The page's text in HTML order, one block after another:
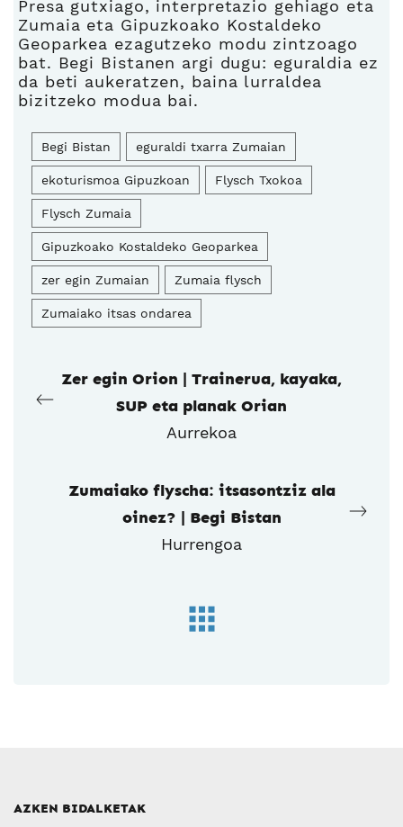
Presa gutxiago, interpretazio gehiago eta
Zumaia eta Gipuzkoako Kostaldeko
Geoparkea ezagutzeko modu zintzoago
bat. Begi Bistanen argi dugu: eguraldia ez
da beti aukeratzen, baina lurraldea
bizitzeko modua bai.
Begi Bistan eguraldi txarra Zumaian
ekoturismoa Gipuzkoan Flysch Txokoa
Flysch Zumaia
Gipuzkoako Kostaldeko Geoparkea
zer egin Zumaian Zumaia flysch
Zumaiako itsas ondarea
Zer egin Orion | Trainerua, kayaka,
SUP eta planak Orian
Aurrekoa
Zumaiako flyscha: itsasontziz ala
oinez? | Begi Bistan
Hurrengoa
AZKEN BIDALKETAK